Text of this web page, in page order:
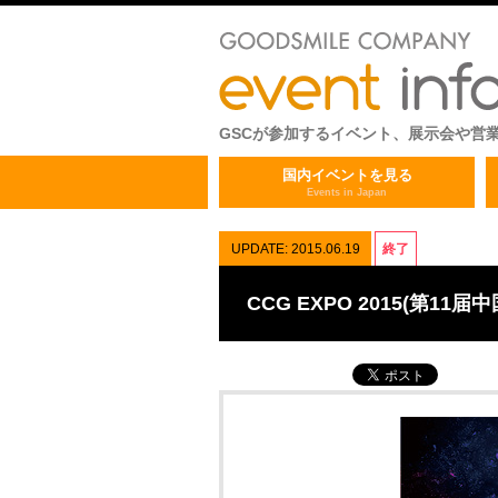
GSCが参加するイベント、展示会や営
国内イベントを見る
Events in Japan
UPDATE: 2015.06.19 終了
CCG EXPO 2015(第11届